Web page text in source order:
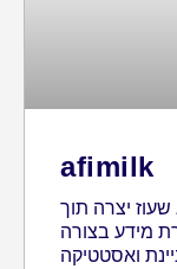
afimilk
יצרה תוך
מידע בצורה
ואסטטיקה